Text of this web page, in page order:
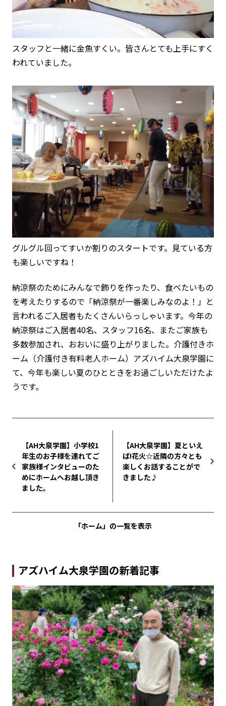
スタッフと一緒に金魚すくい。皆さんとても上手にすく
われていました。
グルグル回ってすいか割りのスタートです。見ている方
も楽しいですね！
納涼祭のためにみんなで飾りを作ったり、食べたいもの
を考えたりするので 「納涼祭が一番楽しみなのよ！」 と
言われるご入居者もたくさんいらっしゃいます。今年の
納涼祭はご入居者40名、スタッフ16名、またご家族も
多数参加され、おおいに盛り上がりました。介護付きホ
ーム（介護付き有料老人ホーム）アズハイム大泉学園に
て、今年も楽しい夏のひとときをお過ごしいただけたよ
うです。
【AH大泉学園】小学校1
年生のお子様を連れてご
家族様インタビューのた
めにホームへお越し頂き
ました。
【AH大泉学園】夏といえ
ば!花火☆近隣の方々とも
楽しくお話することがで
きました♪
「ホーム」の一覧を表示
アズハイム大泉学園の新着記事